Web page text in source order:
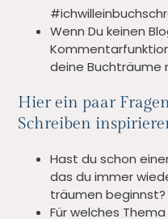
Wenn Du keinen
deine Buchträume
Hier ein paar
Schreiben
Hast du schon
das du immer
träumen beginnst?
Für welches